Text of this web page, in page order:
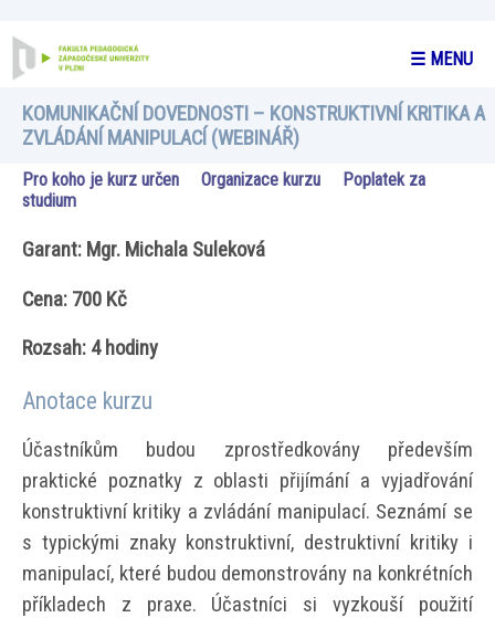
☰ MENU
KOMUNIKAČNÍ DOVEDNOSTI – KONSTRUKTIVNÍ KRITIKA A
ZVLÁDÁNÍ MANIPULACÍ (WEBINÁŘ)
Pro koho je kurz určen Organizace kurzu
Poplatek za
studium
Garant: Mgr. Michala Suleková
Cena: 700 Kč
Rozsah: 4 hodiny
Anotace kurzu
Účastníkům budou zprostředkovány především
praktické poznatky z oblasti přijímání a vyjadřování
konstruktivní kritiky a zvládání manipulací. Seznámí se
s typickými znaky konstruktivní, destruktivní kritiky i
manipulací, které budou demonstrovány na konkrétních
příkladech z praxe. Účastníci si vyzkouší použití